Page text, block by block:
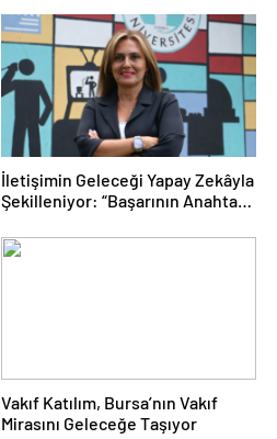
İletişimin Geleceği Yapay Zekâyla
Şekilleniyor: “Başarının Anahtarı
Vakıf Katılım, Bursa’nın Vakıf
Mirasını Geleceğe Taşıyor